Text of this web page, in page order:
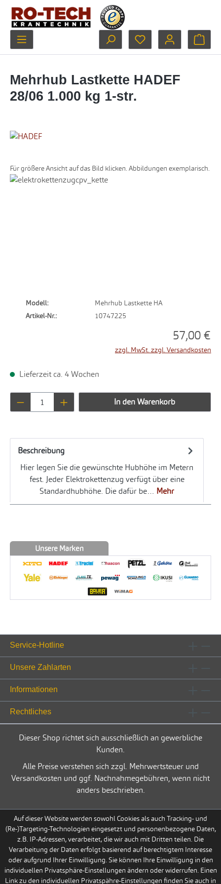
Zum Hauptinhalt springen
Du hast 0 Produkte
Mehrhub Lastkette HADEF
28/06 1.000 kg 1-str.
Für größere Ansicht auf das Bild klicken. Abbildungen exemplarisch.
Bildergalerie überspringen
Modell:
Mehrhub Lastkette HA
Artikel-Nr.:
10747225
57,00 €
zzgl. MwSt. zzgl. Versandkosten
Lieferzeit ca. 4 Wochen
Produkt Anzahl: Gib den gewünschten
In den Warenkorb
Beschreibung
Hier legen Sie die gewünschte Hubhöhe im Metern
fest. Jeder Elektrokettenzug verfügt über eine
Standardhubhöhe. Die dafür be… Mehr
Unsere Marken
Service-Hotline
Unsere Zahlarten
Informationen
Rechtliches
Dieser Shop richtet sich ausschließlich an gewerbliche
Kunden.
Alle Preise verstehen sich zzgl. Mehrwertsteuer und
Versandkosten und ggf. Nachnahmegebühren, wenn nicht
anders beschrieben.
Auf dieser Website werden sowohl Cookies als auch Tracking- und
(Re-)Targeting-Technologien eingesetzt und personenbezogene Daten,
z.B. IP-Adressen, verarbeitet, die wir auch mit Dritten teilen. Die
Verarbeitung der Daten erfolgt basierend auf berechtigtem Interesse
oder aufgrund Ihrer Einwilligung. Sie können Ihre Einwilligung in den
individuellen Privatsphäre-Einstellungen ändern oder widerrufen. Einen
Link zu den individuellen Privatspähre-Einstellungen finden Sie auch in